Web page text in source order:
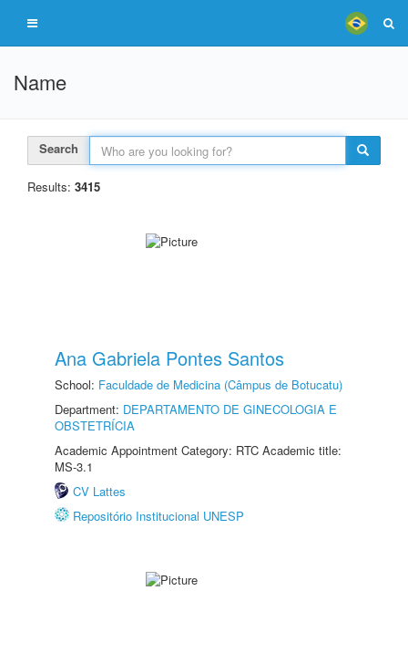
Name
Search
Results: 3415
Ana Gabriela Pontes Santos
School: Faculdade de Medicina (Câmpus de Botucatu)
Department: DEPARTAMENTO DE GINECOLOGIA E
OBSTETRÍCIA
Academic Appointment Category: RTC Academic title:
MS-3.1
CV Lattes
Repositório Institucional UNESP